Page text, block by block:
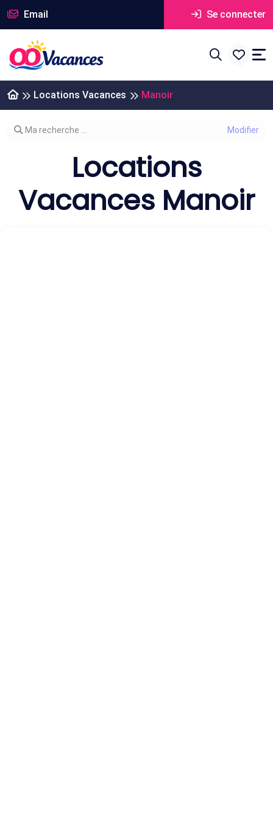
Email Se connecter
Locations Vacances Manoir
Modifier votre recherche
Ma recherche ...
Locations
Vacances Manoir